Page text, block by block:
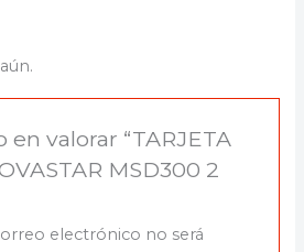
valorar “TARJETA
MSD300 2
electrónico no será